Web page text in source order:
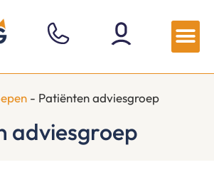
- Patiënten adviesgroep
adviesgroep